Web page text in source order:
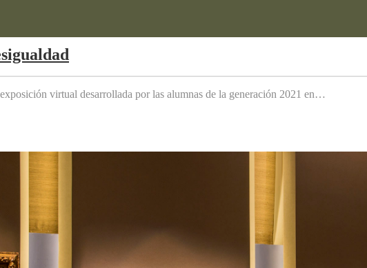
virtual desarrollada por las alumnas de la generación 2021 en…